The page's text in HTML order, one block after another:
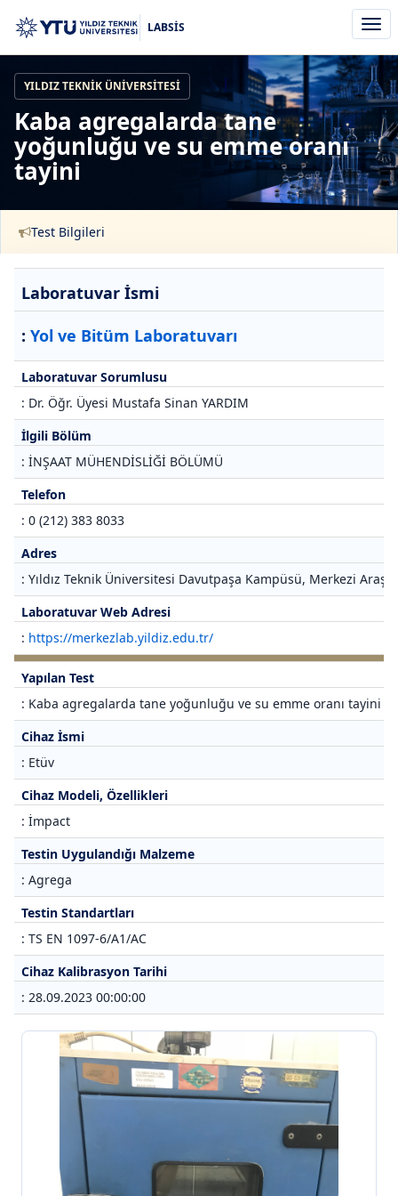
aç/
LABSİS
YILDIZ TEKNIK ÜNIVERSITESI
Kaba agregalarda tane
yoğunluğu ve su emme oranı
tayini
Test Bilgileri
Laboratuvar İsmi
: Yol ve Bitüm Laboratuvarı
Laboratuvar Sorumlusu
: Dr. Öğr. Üyesi Mustafa Sinan YARDIM
İlgili Bölüm
: İNŞAAT MÜHENDİSLİĞİ BÖLÜMÜ
Telefon
: 0 (212) 383 8033
Adres
: Yıldız Teknik Üniversitesi Davutpaşa Kampüsü, Merkezi
Laboratuvar Web Adresi
: https://merkezlab.yildiz.edu.tr/
Yapılan Test
: Kaba agregalarda tane yoğunluğu ve su emme oranı tayini
Cihaz İsmi
: Etüv
Cihaz Modeli, Özellikleri
: İmpact
Testin Uygulandığı Malzeme
: Agrega
Testin Standartları
: TS EN 1097-6/A1/AC
Cihaz Kalibrasyon Tarihi
: 28.09.2023 00:00:00